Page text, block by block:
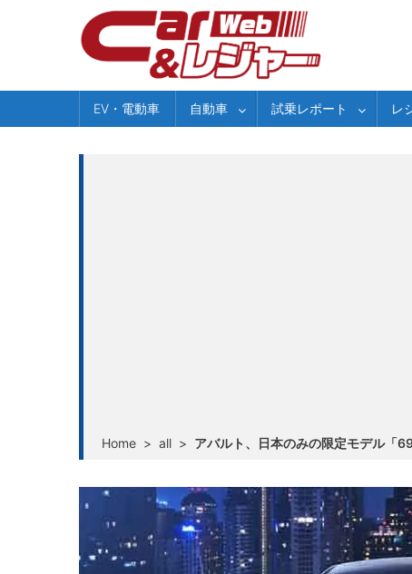
EV・電動車 自動車 試乗レポート レ
Home > all > アバルト、日本のみの限定モデル「